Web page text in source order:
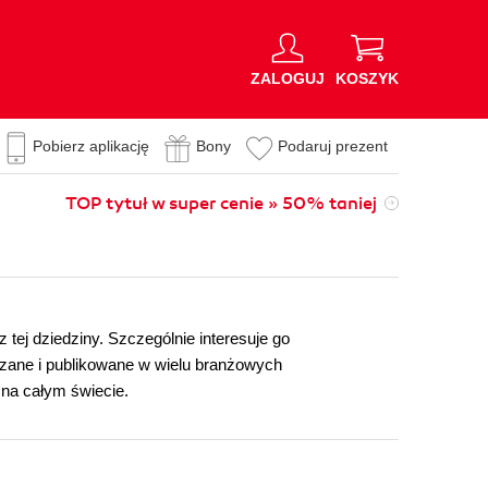
ZALOGUJ KOSZYK
Pobierz aplikację Bony Podaruj prezent
TOP tytuł w super cenie » 50% taniej
dziedziny. Szczególnie interesuje go
i publikowane w wielu branżowych
całym świecie.